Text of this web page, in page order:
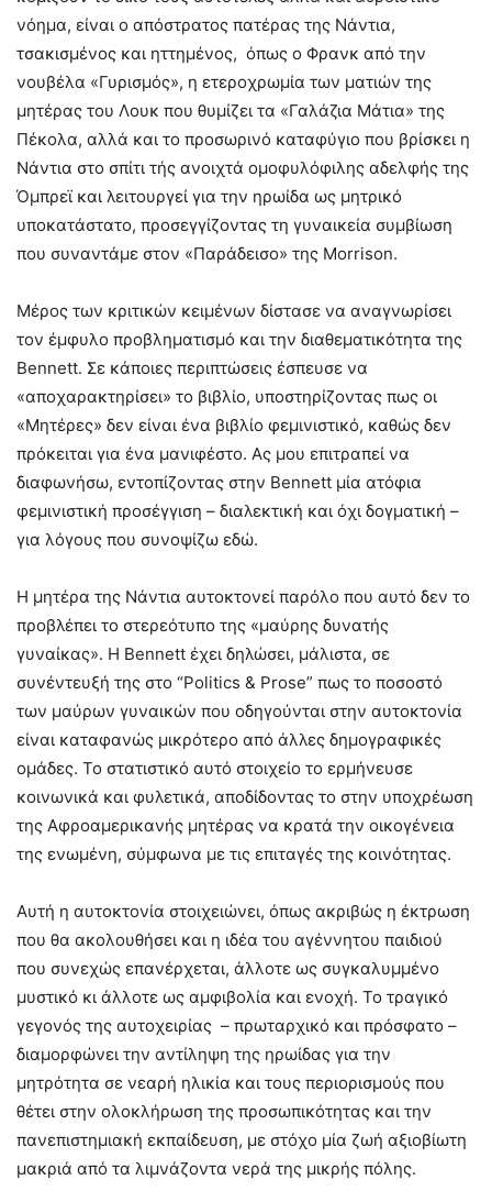
νόημα, είναι ο απόστρατος πατέρας της Νάντια,
τσακισμένος και ηττημένος, όπως ο Φρανκ από την
νουβέλα «Γυρισμός», η ετεροχρωμία των ματιών της
μητέρας του Λουκ που θυμίζει τα «Γαλάζια Μάτια» της
Πέκολα, αλλά και το προσωρινό καταφύγιο που βρίσκει η
Νάντια στο σπίτι τής ανοιχτά ομοφυλόφιλης αδελφής της
Όμπρεϊ και λειτουργεί για την ηρωίδα ως μητρικό
υποκατάστατο, προσεγγίζοντας τη γυναικεία συμβίωση
που συναντάμε στον «Παράδεισο» της Morrison.
Μέρος των κριτικών κειμένων δίστασε να αναγνωρίσει
τον έμφυλο προβληματισμό και την διαθεματικότητα της
Bennett. Σε κάποιες περιπτώσεις έσπευσε να
«αποχαρακτηρίσει» το βιβλίο, υποστηρίζοντας πως οι
«Μητέρες» δεν είναι ένα βιβλίο φεμινιστικό, καθώς δεν
πρόκειται για ένα μανιφέστο. Ας μου επιτραπεί να
διαφωνήσω, εντοπίζοντας στην Bennett μία ατόφια
φεμινιστική προσέγγιση – διαλεκτική και όχι δογματική –
για λόγους που συνοψίζω εδώ.
Η μητέρα της Νάντια αυτοκτονεί παρόλο που αυτό δεν το
προβλέπει το στερεότυπο της «μαύρης δυνατής
γυναίκας». Η Bennett έχει δηλώσει, μάλιστα, σε
συνέντευξή της στο “Politics & Prose” πως το ποσοστό
των μαύρων γυναικών που οδηγούνται στην αυτοκτονία
είναι καταφανώς μικρότερο από άλλες δημογραφικές
ομάδες. Το στατιστικό αυτό στοιχείο το ερμήνευσε
κοινωνικά και φυλετικά, αποδίδοντας το στην υποχρέωση
της Αφροαμερικανής μητέρας να κρατά την οικογένεια
της ενωμένη, σύμφωνα με τις επιταγές της κοινότητας.
Αυτή η αυτοκτονία στοιχειώνει, όπως ακριβώς η έκτρωση
που θα ακολουθήσει και η ιδέα του αγέννητου παιδιού
που συνεχώς επανέρχεται, άλλοτε ως συγκαλυμμένο
μυστικό κι άλλοτε ως αμφιβολία και ενοχή. Το τραγικό
γεγονός της αυτοχειρίας – πρωταρχικό και πρόσφατο –
διαμορφώνει την αντίληψη της ηρωίδας για την
μητρότητα σε νεαρή ηλικία και τους περιορισμούς που
θέτει στην ολοκλήρωση της προσωπικότητας και την
πανεπιστημιακή εκπαίδευση, με στόχο μία ζωή αξιοβίωτη
μακριά από τα λιμνάζοντα νερά της μικρής πόλης.